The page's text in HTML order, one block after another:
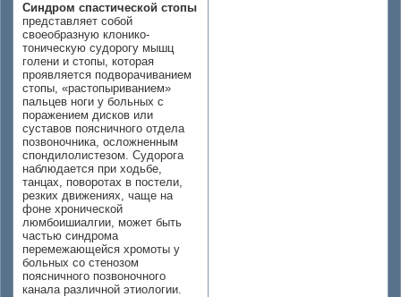
Синдром спастической стопы
представляет собой
своеобразную клонико-
тоническую судорогу мышц
голени и стопы, которая
проявляется подворачиванием
стопы, «растопыриванием»
пальцев ноги у больных с
поражением дисков или
суставов поясничного отдела
позвоночника, осложненным
спондилолистезом. Судорога
наблюдается при ходьбе,
танцах, поворотах в постели,
резких движениях, чаще на
фоне хронической
люмбоишиалгии, может быть
частью синдрома
перемежающейся хромоты у
больных со стенозом
поясничного позвоночного
канала различной этиологии.